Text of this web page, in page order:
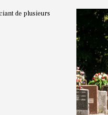
de plusieurs